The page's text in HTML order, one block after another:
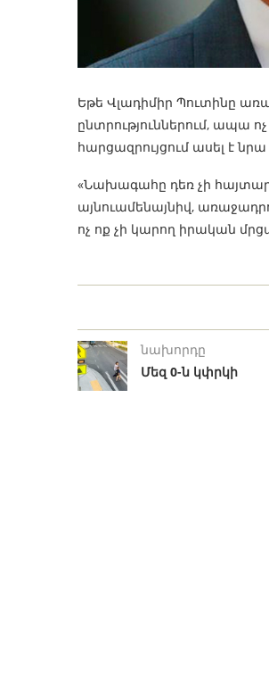
Եթե ​​Վլադիմիր Պուտինը
ընտրություններում, ապա
հարցազրույցում ասել է
«Նախագահը դեռ չի
այնուամենայնիվ,
ոչ ոք չի կարող իրական
նախորդը
Մեզ 0-ն կփրկի